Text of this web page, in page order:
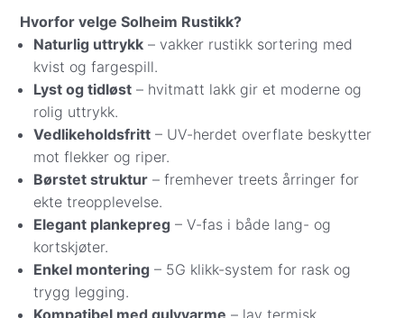
kredittkjøpsloven.
Vipps– beløpet trekkes direkte fra din
bankkonto når varene er bestilt eller reservert
på lager i Oslo. Vi kontakter deg for å avtale
levering.
Apple Pay – betal enkelt og sikkert med Apple
Pay direkte i kassen.
Det er også mulig å bestille gulv via e-post eller
chat. Da sender vi en faktura på e-post. Når
bestilling og betaling er registrert, tar vi kontakt for
å avtale eksakt dag og sted for levering eller
henting.
Hvorfor velge Solheim Rustikk?
Naturlig uttrykk – vakker rustikk sortering med
kvist og fargespill.
Lyst og tidløst – hvitmatt lakk gir et moderne og
rolig uttrykk.
Vedlikeholdsfritt – UV-herdet overflate beskytter
mot flekker og riper.
Børstet struktur – fremhever treets årringer for
ekte treopplevelse.
Elegant plankepreg – V-fas i både lang- og
kortskjøter.
Enkel montering – 5G klikk-system for rask og
trygg legging.